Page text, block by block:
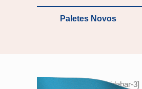
Paletes Novos
[otw_is sidebar=otw-sidebar-3]